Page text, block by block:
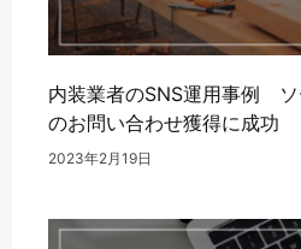
内装業者のSNS運用事例
のお問い合わせ獲得に成功
2023年2月19日